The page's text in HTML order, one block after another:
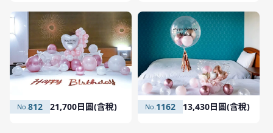
1162 13,430日圓(含稅)
812 21,700日圓(含稅)